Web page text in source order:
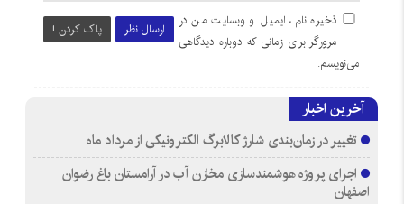
ارسال نظر پاک کردن !
ذخیره نام، ایمیل و وبسایت من در
مرورگر برای زمانی که دوباره دیدگاهی
می‌نویسم.
آخرین اخبار
تغییر در زمان‌بندی شارژ کالابرگ الکترونیکی از مرداد ماه
اجرای پروژه هوشمندسازی مخازن آب در آرامستان‌ باغ رضوان
اصفهان